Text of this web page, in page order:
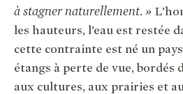
à stagner naturellement. »
les hauteurs, l’eau est restée
cette contrainte est né un
étangs à perte de vue, bordés
aux cultures, aux prairies et